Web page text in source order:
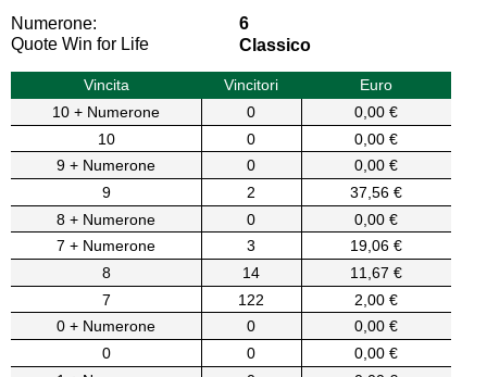
Numerone:
6
Quote Win for Life
Classico
Vincita Vincitori
Euro
10 + Numerone
0
0,00 €
10
0
0,00 €
9 + Numerone
0
0,00 €
9
2
37,56 €
8 + Numerone
0
0,00 €
7 + Numerone
3
19,06 €
8
14
11,67 €
7
122
2,00 €
0 + Numerone
0
0,00 €
0
0
0,00 €